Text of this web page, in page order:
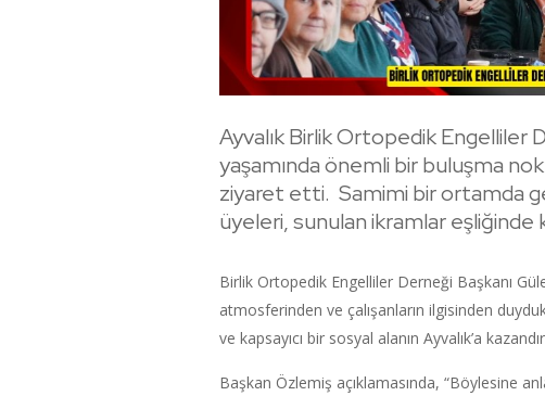
Ayvalık Birlik Ortopedik Engelliler
yaşamında önemli bir buluşma
ziyaret etti. Samimi bir ortamda
üyeleri, sunulan ikramlar eşliğinde
Birlik Ortopedik Engelliler Derneği Başkanı
atmosferinden ve çalışanların ilgisinden
ve kapsayıcı bir sosyal alanın Ayvalık’a
Başkan Özlemiş açıklamasında, “Böylesine